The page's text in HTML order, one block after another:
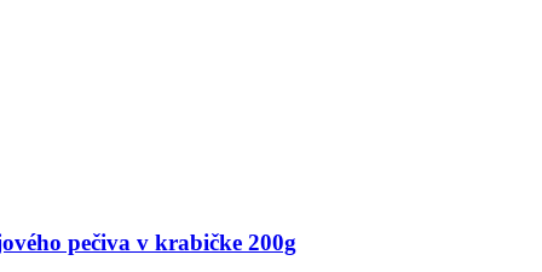
pečiva v krabičke 200g